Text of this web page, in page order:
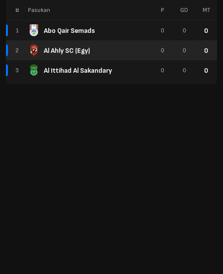
# Pasukan
1 Abo Qair Semads
2 Al Ahly SC (Egy)
3 Al Ittihad Al Sakandary
P GD MT
0 0 0
0 0 0
0 0 0